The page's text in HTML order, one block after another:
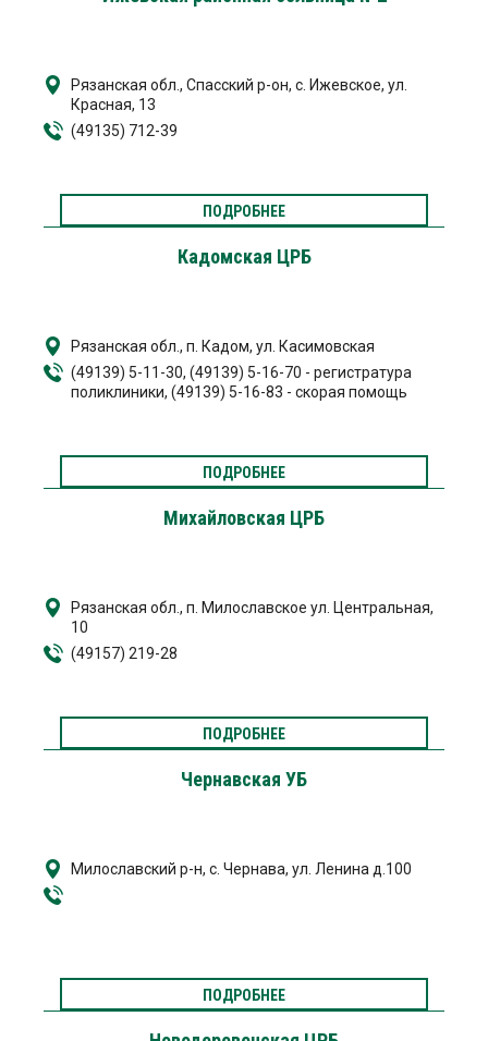
Рязанская обл., Спасский р-он, с. Ижевское, ул.
Красная, 13
(49135) 712-39
ПОДРОБНЕЕ
Кадомская ЦРБ
Рязанская обл., п. Кадом, ул. Касимовская
(49139) 5-11-30, (49139) 5-16-70 - регистратура
поликлиники, (49139) 5-16-83 - скорая помощь
ПОДРОБНЕЕ
Михайловская ЦРБ
Рязанская обл., п. Милославское ул. Центральная,
10
(49157) 219-28
ПОДРОБНЕЕ
Чернавская УБ
Милославский р-н, с. Чернава, ул. Ленина д.100
ПОДРОБНЕЕ